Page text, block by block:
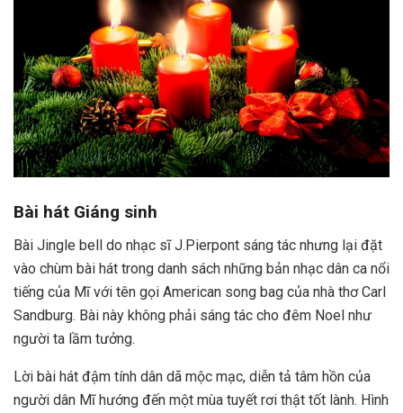
Bài hát Giáng sinh
Bài Jingle bell do nhạc sĩ J.Pierpont sáng tác nhưng lại đặt
vào chùm bài hát trong danh sách những bản nhạc dân ca nổi
tiếng của Mĩ với tên gọi American song bag của nhà thơ Carl
Sandburg. Bài này không phải sáng tác cho đêm Noel như
người ta lầm tưởng.
Lời bài hát đậm tính dân dã mộc mạc, diễn tả tâm hồn của
người dân Mĩ hướng đến một mùa tuyết rơi thật tốt lành. Hình